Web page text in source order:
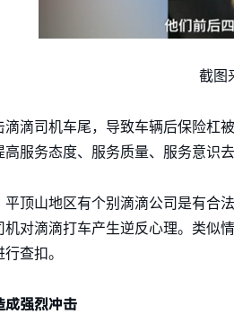
截图
滴司机车尾，导致车辆后保险杠
服务态度、服务质量、服务意识
平顶山地区有个别滴滴公司是有合
机对滴滴打车产生逆反心理。类似
查扣。
成强烈冲击